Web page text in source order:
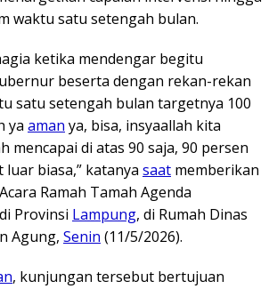
waktu satu setengah bulan.
ketika mendengar begitu
beserta dengan rekan-rekan
satu setengah bulan targetnya 100
ya aman ya, bisa, insyaallah kita
mencapai di atas 90 saja, 90 persen
biasa,” katanya saat memberikan
Ramah Tamah Agenda
Provinsi Lampung, di Rumah Dinas
Agung, Senin (11/5/2026).
, kunjungan tersebut bertujuan